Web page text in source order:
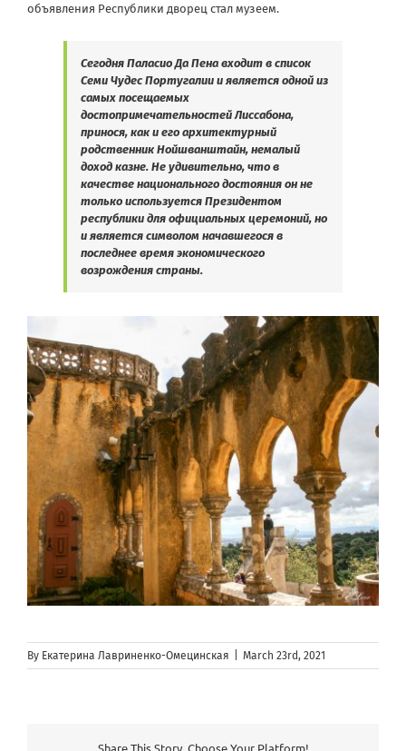
объявления Республики дворец стал музеем.
Сегодня Паласио Да Пена входит в список
Семи Чудес Португалии и является одной из
самых посещаемых
достопримечательностей Лиссабона,
принося, как и его архитектурный
родственник Нойшванштайн, немалый
доход казне. Не удивительно, что в
качестве национального достояния он не
только используется Президентом
республики для официальных церемоний, но
и является символом начавшегося в
последнее время экономического
возрождения страны.
By Екатерина Лавриненко-Омецинская March 23rd, 2021